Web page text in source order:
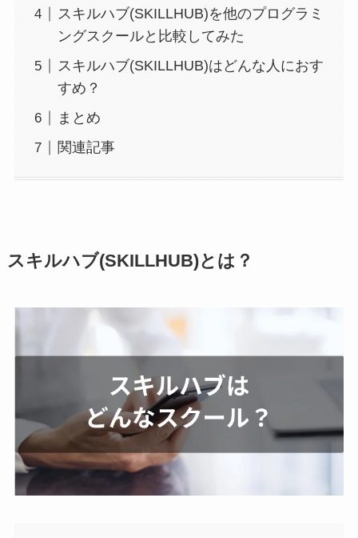
スキルハブ(SKILLHUB)を他のプログラミ
ングスクールと比較してみた
スキルハブ(SKILLHUB)はどんな人におす
すめ？
まとめ
関連記事
スキルハブ(SKILLHUB)とは？